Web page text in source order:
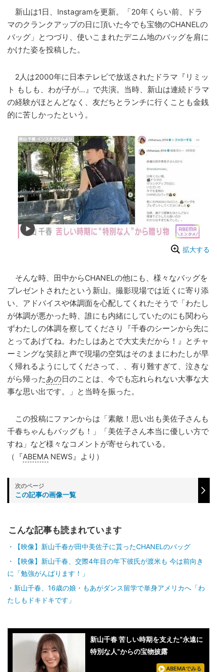
新山は1日、Instagramを更新。「20年くらい前、ドラ
マのクランクアップの日に頂いた今でも宝物のCHANELの
バッグ」とつづり、使いこまれたデニム地のバッグを肩に
かけた姿を投稿した。
2人は2000年に日本テレビで放送されたドラマ『リミッ
ト もしも、わが子が…』で共演。当時、新山は連続ドラマ
の経験がほとんどなく、友だちとランチに行くことも金銭
的に苦しかったという。
拡大する
そんな時、田中からCHANELの他にも、様々なバッグを
プレゼントされたという新山。撮影現場では近くに寄り添
い、アドバイスや体調面を心配してくれたそうで「わたし
が体調が悪かった時、誰にも内緒にしていたのにも関わら
ずわたしの体調を察してくださり『千春のシーンから先に
とってあげてね。わたしはあとで大丈夫だから！』とチャ
ーミングな笑顔と声で現場の空気はそのままにわたしが早
く帰れるようにしてくださって、、有り難すぎて、泣きな
がら帰ったあの日のことは、今でも忘れられない大事な大
事な思い出です。」と当時を振った。
この投稿にファンからは「素敵！思い出も美佐子さんも
千春ちゃんもバッグも！」「美佐子さん本当に優しい方で
すね」など様々なコメントが寄せられている。
（『ABEMA NEWS』より）
この記事の画像一覧
こんな記事も読まれています
【映像】新山千春が田中美佐子に貰ったCHANELのバッグ
【映像】新山千春、交際4年目の年下彼氏が渡米も 今は前向き
に「勉強がんばります！」
新山千春、16歳の娘・もあがダンス留学で単身アメリカへ「わ
たしもドキドキです」
新山千春 苦しい時期を支えた“永遠に
特別な人”からの宝物披露
ABEMAでみる